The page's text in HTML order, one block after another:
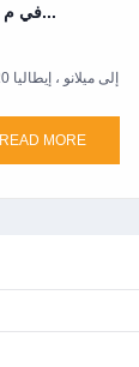
CPhI Worldwide 2020 في م...
سيعود CPhI Worldwide 2020 إلى ميلانو ، إيطاليا
READ MORE